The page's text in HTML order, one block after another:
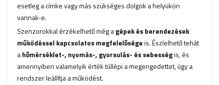
esetleg a címke vagy más szükséges dolgok a helyükön
vannak-e.
Szenzorokkal érzékelhető még agépek és berendezések
működéssel kapcsolatos megfelelőségeis. Észlelhető tehát
ahőmérséklet-, nyomás-, gyorsulás- és sebességis, és
amennyiben valamelyik érték túllépi a megengedettet, úgy a
rendszer leállítja a működést.